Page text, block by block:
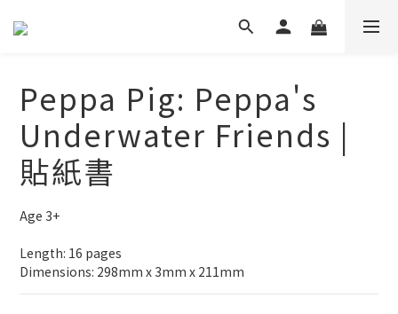
Peppa Pig: Peppa's
Underwater Friends |
貼紙書
Age 3+
Length: 16 pages
Dimensions: 298mm x 3mm x 211mm